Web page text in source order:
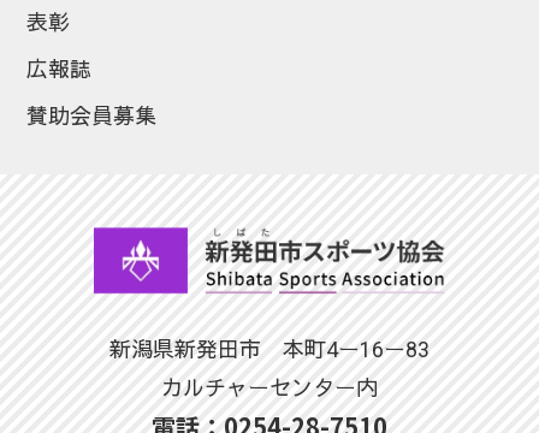
表彰
広報誌
賛助会員募集
新潟県新発田市 本町4ー16ー83
カルチャーセンター内